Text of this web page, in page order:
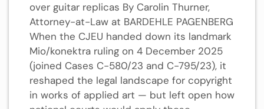
over guitar replicas By Carolin Thurner,
Attorney-at-Law at BARDEHLE PAGENBERG
When the CJEU handed down its landmark
Mio/konektra ruling on 4 December 2025
(joined Cases C-580/23 and C-795/23), it
reshaped the legal landscape for copyright
in works of applied art — but left open how